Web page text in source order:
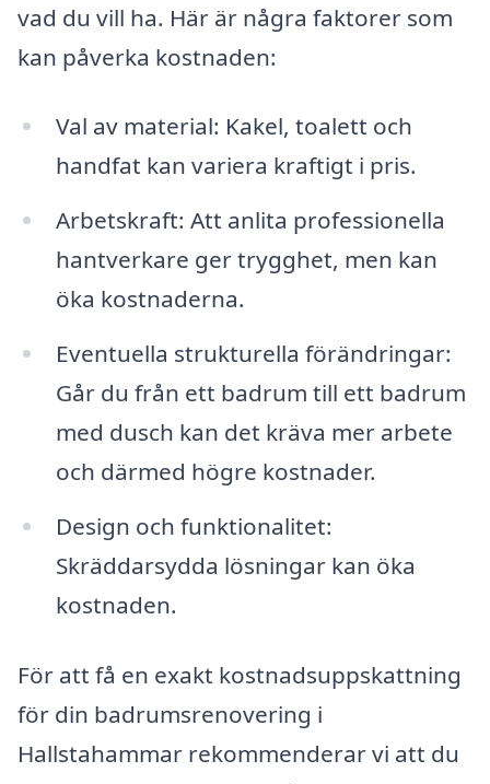
vad du vill ha. Här är några faktorer som
kan påverka kostnaden:
Val av material: Kakel, toalett och
handfat kan variera kraftigt i pris.
Arbetskraft: Att anlita professionella
hantverkare ger trygghet, men kan
öka kostnaderna.
Eventuella strukturella förändringar:
Går du från ett badrum till ett badrum
med dusch kan det kräva mer arbete
och därmed högre kostnader.
Design och funktionalitet:
Skräddarsydda lösningar kan öka
kostnaden.
För att få en exakt kostnadsuppskattning
för din badrumsrenovering i
Hallstahammar rekommenderar vi att du